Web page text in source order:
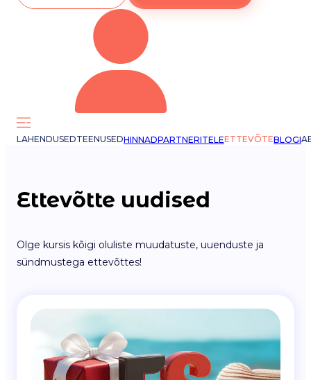
LAHENDUSEDTEENUSEDHINNADPARTNERITELEETTEVÕTEBLOGI
Ettevõtte uudised
Olge kursis kõigi oluliste muudatuste, uuenduste ja
sündmustega ettevõttes!